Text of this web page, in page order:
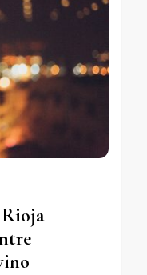
Rioja